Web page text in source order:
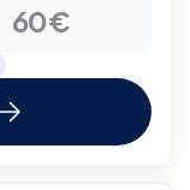
60€